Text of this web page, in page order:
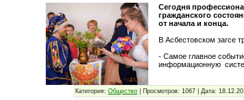
Сегодня
гражданского
от начала и конца.
В Асбестовском загсе
- Самое главное
информационную
Категория: Общество Просмотров: 1067 Дата: